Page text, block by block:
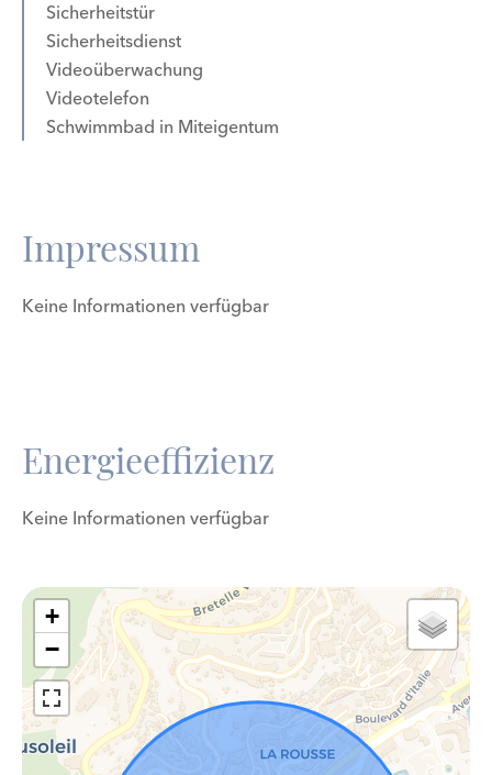
Sicherheitstür
Sicherheitsdienst
Videoüberwachung
Videotelefon
Schwimmbad in Miteigentum
Impressum
Keine Informationen verfügbar
Energieeffizienz
Keine Informationen verfügbar
+
−